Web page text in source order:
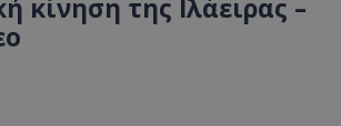
κίνηση της Ιλάειρας –